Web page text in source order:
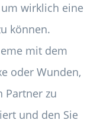
wirklich eine
können.
mit dem
oder Wunden,
Partner zu
und den Sie